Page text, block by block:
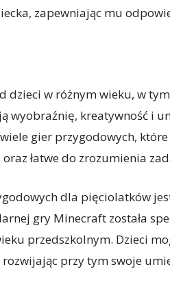
zapewniając mu
dzieci w różnym wieku, w
wyobraźnię, kreatywność i
gier przygodowych,
łatwe do zrozumienia
dla pięciolatków
gry Minecraft została
przedszkolnym. Dzieci
przy tym swoje